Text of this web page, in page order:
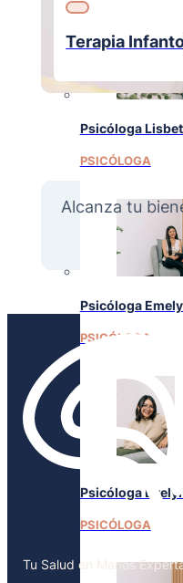
Psicóloga
PSICÓLOGA
Psicóloga
PSICÓLOGA
Psicóloga
PSICÓLOGA
Terapia
Alcanza tu
Tu Salud en Manos